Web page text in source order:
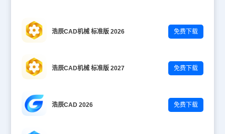
浩辰CAD机械 标准版 2026 免费下载
浩辰CAD机械 标准版 2027 免费下载
浩辰CAD 2026 免费下载